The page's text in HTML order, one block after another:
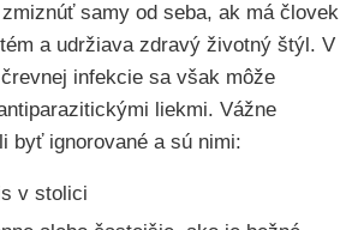
samy od seba, ak má človek
a udržiava zdravý životný štýl. V
infekcie sa však môže
liekmi. Vážne
byť ignorované a sú nimi:
v stolici